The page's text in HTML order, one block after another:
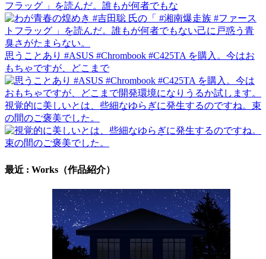
フラッグ 」を読んだ。誰もが何者でもな
思うことあり #ASUS #Chrombook #C425TA を購入。今はお
もちゃですが、どこまで
視覚的に美しいとは、些細なゆらぎに発生するのですね。束
の間のご褒美でした。
最近 : Works（作品紹介）